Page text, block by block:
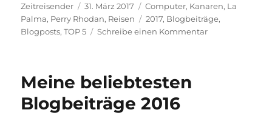
Autor
Zeitreisender
Veröffentlicht
am
31. März 2017 Kategorien
Computer, Kanaren, La
Palma, Perry Rhodan, Reisen Schlagwörter
2017, Blogbeiträge,
Blogposts,TOP 5 Schreibe einen Kommentarzu
Meine beliebtesten
Blogbeiträge 2016